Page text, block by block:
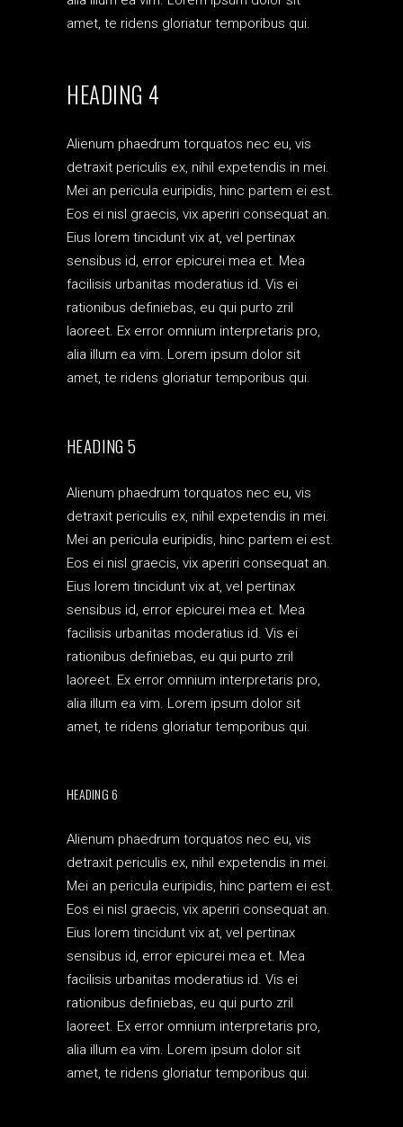
amet, te ridens gloriatur temporibus qui.
HEADING 4
Alienum phaedrum torquatos nec eu, vis
detraxit periculis ex, nihil expetendis in mei.
Mei an pericula euripidis, hinc partem ei est.
Eos ei nisl graecis, vix aperiri consequat an.
Eius lorem tincidunt vix at, vel pertinax
sensibus id, error epicurei mea et. Mea
facilisis urbanitas moderatius id. Vis ei
rationibus definiebas, eu qui purto zril
laoreet. Ex error omnium interpretaris pro,
alia illum ea vim. Lorem ipsum dolor sit
amet, te ridens gloriatur temporibus qui.
HEADING 5
Alienum phaedrum torquatos nec eu, vis
detraxit periculis ex, nihil expetendis in mei.
Mei an pericula euripidis, hinc partem ei est.
Eos ei nisl graecis, vix aperiri consequat an.
Eius lorem tincidunt vix at, vel pertinax
sensibus id, error epicurei mea et. Mea
facilisis urbanitas moderatius id. Vis ei
rationibus definiebas, eu qui purto zril
laoreet. Ex error omnium interpretaris pro,
alia illum ea vim. Lorem ipsum dolor sit
amet, te ridens gloriatur temporibus qui.
HEADING 6
Alienum phaedrum torquatos nec eu, vis
detraxit periculis ex, nihil expetendis in mei.
Mei an pericula euripidis, hinc partem ei est.
Eos ei nisl graecis, vix aperiri consequat an.
Eius lorem tincidunt vix at, vel pertinax
sensibus id, error epicurei mea et. Mea
facilisis urbanitas moderatius id. Vis ei
rationibus definiebas, eu qui purto zril
laoreet. Ex error omnium interpretaris pro,
alia illum ea vim. Lorem ipsum dolor sit
amet, te ridens gloriatur temporibus qui.